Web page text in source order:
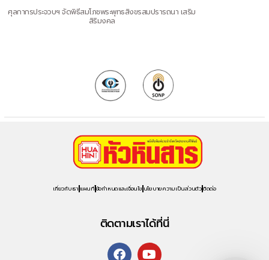
ศุลกากรประจวบฯ จัดพิธีสมโภชพระพุทธสิงขรสมปรารถนา เสริม
สิริมงคล
เกี่ยวกับเรา แผนที่ ข้อกำหนดและเงื่อนไข นโยบายความเป็นส่วนตัวติดต่อ
ติดตามเราได้ที่นี่